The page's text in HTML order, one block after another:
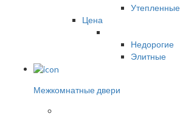
Цена
Недорогие
Элитные
Межкомнатные двери